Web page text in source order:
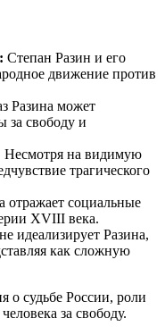
Степан Разин и его
движение против
Разина может
за свободу и
Несмотря на видимую
трагического
отражает социальные
XVIII века.
идеализирует Разина,
как сложную
о судьбе России, роли
за свободу.